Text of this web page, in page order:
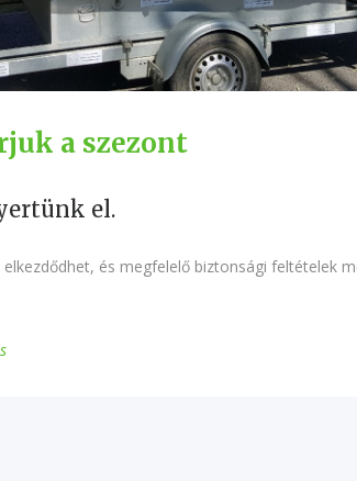
a szezont
el.
és megfelelő biztonsági feltételek